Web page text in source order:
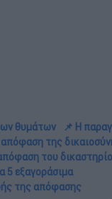
θυμάτων
📌 Η
της
του
5 εξαγοράσιμα
της απόφασης